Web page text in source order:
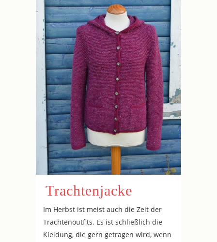
Trachtenjacke
Im Herbst ist meist auch die Zeit der
Trachtenoutfits. Es ist schließlich die
Kleidung, die gern getragen wird, wenn